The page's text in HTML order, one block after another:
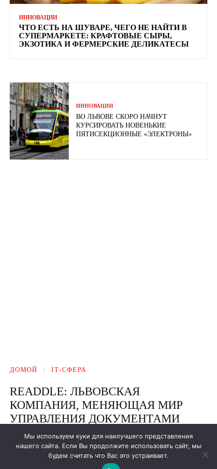
ИННОВАЦИИ
ЧТО ЕСТЬ НА ШУВАРЕ, ЧЕГО НЕ НАЙТИ В
СУПЕРМАРКЕТЕ: КРАФТОВЫЕ СЫРЫ,
ЭКЗОТИКА И ФЕРМЕРСКИЕ ДЕЛИКАТЕСЫ
ИННОВАЦИИ
ВО ЛЬВОВЕ СКОРО НАЧНУТ
КУРСИРОВАТЬ НОВЕНЬКИЕ
ПЯТИСЕКЦИОННЫЕ «ЭЛЕКТРОНЫ»
Мы используем куки для наилучшего представления
нашего сайта. Если Вы продолжите использовать сайт, мы
будем считать что Вас это устраивает.